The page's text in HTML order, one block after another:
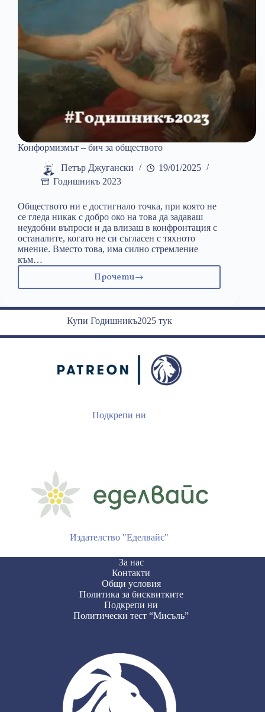
Конформизмът – бич за обществото
Петър Джугански
19/01/2025
Годишникъ 2023
Обществото ни е достигнало точка, при която не
се гледа никак с добро око на това да задаваш
неудобни въпроси и да влизаш в конфронтация с
останалите, когато не си съгласен с тяхното
мнение. Вместо това, има силно стремление
към…
ПрочетиКонформизмът
бич
за
обществото
Купи Годишникъ2025 тук
Подкрепи ни
Издателство "Еделвайс"
За нас
Контакти
Общи условия
Политика за бисквитките
Подкрепи ни
Политически тест “Мисъль”